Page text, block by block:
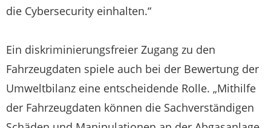
die Cybersecurity einhalten.“
Ein diskriminierungsfreier Zugang zu den
Fahrzeugdaten spiele auch bei der Bewertung der
Umweltbilanz eine entscheidende Rolle. „Mithilfe
der Fahrzeugdaten können die Sachverständigen